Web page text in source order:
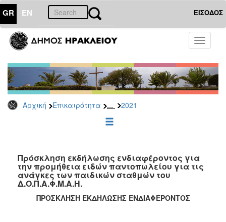
GR EN ΕΙΣΟΔΟΣ
Toggle
Αρχική Επικαιρότητα ... 2021
ΕΠΙΚΑΙΡΟΤΗΤΑ
-
Δημοπρασίες
Αρχείο
2026
2022
2021
2020
Πρόσκληση εκδήλωσης ενδιαφέροντος για
την προμήθεια ειδών παντοπωλείου για τις
ανάγκες των παιδικών σταθμών του
Δ.Ο.Π.Α.Φ.Μ.Α.Η.
ΠΡΟΣΚΛΗΣΗ ΕΚΔΗΛΩΣΗΣ ΕΝΔΙΑΦΕΡΟΝΤΟΣ